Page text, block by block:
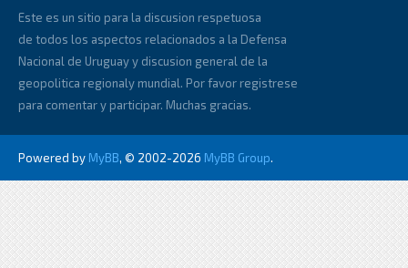
Este es un sitio para la discusion respetuosa
de todos los aspectos relacionados a la Defensa
Nacional de Uruguay y discusion general de la
geopolitica regionaly mundial. Por favor registrese
para comentar y participar. Muchas gracias.
Powered by MyBB, © 2002-2026 MyBB Group.